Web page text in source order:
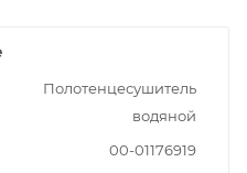
Полотенцесушитель
водяной
00-01176919